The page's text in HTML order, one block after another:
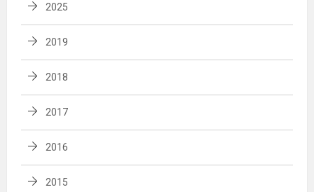
2025
2019
2018
2017
2016
2015